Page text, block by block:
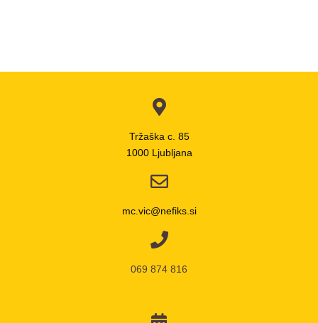
Tržaška c. 85
1000 Ljubljana
mc.vic@nefiks.si
069 874 816